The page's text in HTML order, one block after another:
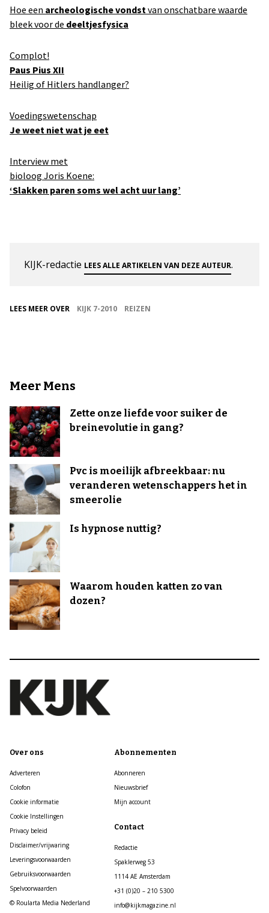
Hoe een archeologische vondst van onschatbare waarde
bleek voor de deeltjesfysica
Complot!
Paus Pius XII
Heilig of Hitlers handlanger?
Voedingswetenschap
Je weet niet wat je eet
Interview met
bioloog Joris Koene:
‘Slakken paren soms wel acht uur lang’
KIJK-redactie LEES ALLE ARTIKELEN VAN DEZE AUTEUR.
LEES MEER OVER KIJK 7-2010 REIZEN
Meer Mens
Zette onze liefde voor suiker de
breinevolutie in gang?
Pvc is moeilijk afbreekbaar: nu
veranderen wetenschappers het in
smeerolie
Is hypnose nuttig?
Waarom houden katten zo van
dozen?
Over ons
Adverteren
Colofon
Cookie informatie
Cookie Instellingen
Privacy beleid
Disclaimer/vrijwaring
Leveringsvoorwaarden
Gebruiksvoorwaarden
Spelvoorwaarden
© Roularta Media Nederland
Abonnementen
Abonneren
Nieuwsbrief
Mijn account
Contact
Redactie
Spaklerweg 53
1114 AE Amsterdam
+31 (0)20 – 210 5300
info@kijkmagazine.nl